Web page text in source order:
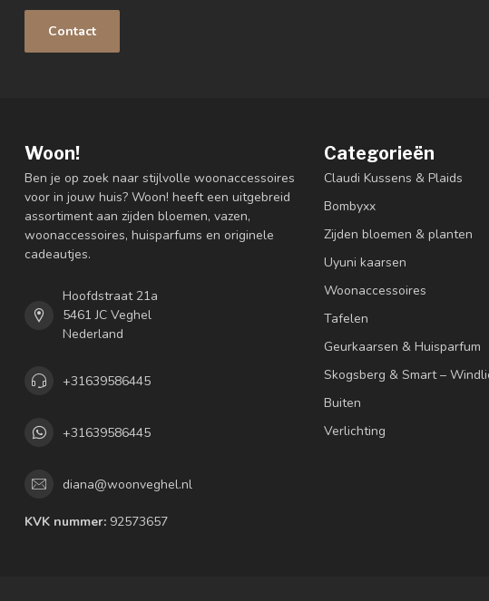
Contact
Woon!
Ben je op zoek naar stijlvolle woonaccessoires
voor in jouw huis? Woon! heeft een uitgebreid
assortiment aan zijden bloemen, vazen,
woonaccessoires, huisparfums en originele
cadeautjes.
Hoofdstraat 21a
5461 JC Veghel
Nederland
+31639586445
+31639586445
diana@woonveghel.nl
KVK nummer: 92573657
Categorieën
Claudi Kussens & Plaids
Bombyxx
Zijden bloemen & planten
Uyuni kaarsen
Woonaccessoires
Tafelen
Geurkaarsen & Huisparfum
Skogsberg & Smart –
Buiten
Verlichting